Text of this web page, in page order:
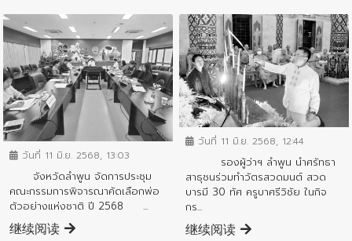
ข่าวประชาสัมพันธ์
วันที่ 11 มิ.ย. 2568, 13:03
จังหวัดลำพูน จัดการประชุม
คณะกรรมการพิจารณาคัดเลือกพ่อ
ตัวอย่างแห่งชาติ ปี 2568 ...
继续阅读
ข่าวประชาสัมพันธ์
วันที่ 11 มิ.ย. 2568, 12:44
รองผู้ว่าฯ ลำพูน นำศรัทธา
สาธุชนร่วมทำวัตรสวดมนต์ สวด
บารมี 30 ทัศ ครูบาศรีวิชัย ในกิจ
กร...
继续阅读